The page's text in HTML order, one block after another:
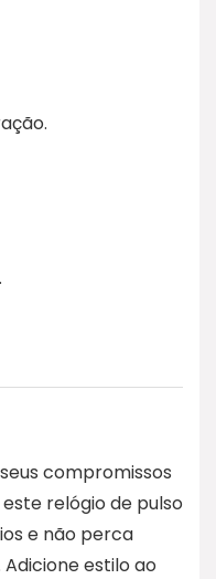
compromissos
relógio de pulso
e não perca
estilo ao